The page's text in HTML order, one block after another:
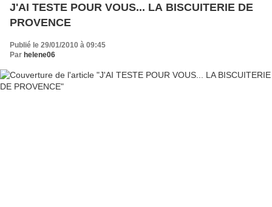
J'AI TESTE POUR VOUS... LA BISCUITERIE DE
PROVENCE
Publié le 29/01/2010 à 09:45
Par helene06